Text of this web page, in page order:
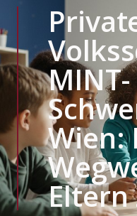
MINT-
Wien:
Eltern